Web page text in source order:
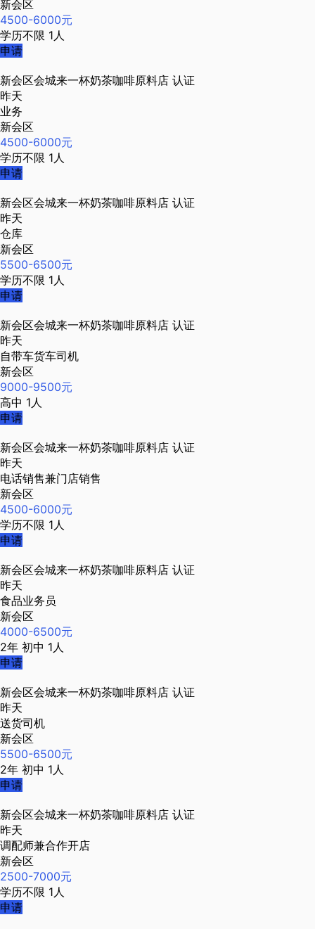
新会区
4500-6000元
学历不限 1人
申请
新会区会城来一杯奶茶咖啡原料店 认证
昨天
业务
新会区
4500-6000元
学历不限 1人
申请
新会区会城来一杯奶茶咖啡原料店 认证
昨天
仓库
新会区
5500-6500元
学历不限 1人
申请
新会区会城来一杯奶茶咖啡原料店 认证
昨天
自带车货车司机
新会区
9000-9500元
高中 1人
申请
新会区会城来一杯奶茶咖啡原料店 认证
昨天
电话销售兼门店销售
新会区
4500-6000元
学历不限 1人
申请
新会区会城来一杯奶茶咖啡原料店 认证
昨天
食品业务员
新会区
4000-6500元
2年 初中 1人
申请
新会区会城来一杯奶茶咖啡原料店 认证
昨天
送货司机
新会区
5500-6500元
2年 初中 1人
申请
新会区会城来一杯奶茶咖啡原料店 认证
昨天
调配师兼合作开店
新会区
2500-7000元
学历不限 1人
申请